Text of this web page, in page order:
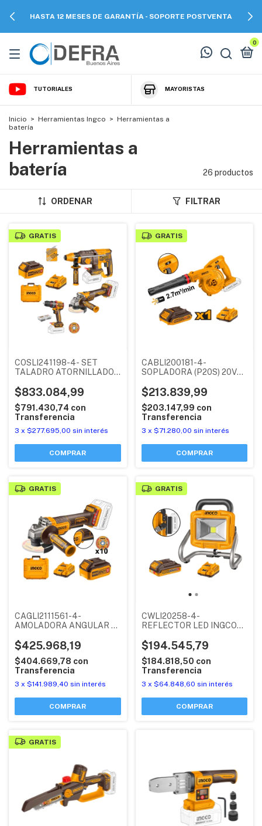
HASTA 12 MESES DE GARANTÍA - SOPORTE POSTVENTA
0
TUTORIALES MAYORISTAS
Inicio > Herramientas Ingco > Herramientas a
batería
Herramientas a
batería
26 productos
ORDENAR FILTRAR
GRATIS
COSLI241198-4- SET
TALADRO ATORNILLADOR
AMOLADORA ANGULAR +
ROTOMARTILLO + 2
BATERIAS 4AH +
CARGADOR 2AH +
ACCESORIOS INGCO
$833.084,99
$791.430,74 con
Transferencia
3 x $277.695,00 sin interés
GRATIS
CABLI200181-4-
SOPLADORA (P20S) 20V
BATERIA 2AH +
CARGADOR 2AH INGCO
$213.839,99
$203.147,99 con
Transferencia
3 x $71.280,00 sin interés
GRATIS
CAGLI2111561-4-
AMOLADORA ANGULAR 4
BATERIA 20V GATILLO DE
SEGURIDAD -SIN
CARBONES + BATERIA
4.0AH + CARGADOR +
ACCESORIOS INDUSTRIAL
$425.968,19
$404.669,78 con
Transferencia
3 x $141.989,40 sin interés
GRATIS
CWLI20258-4-
REFLECTOR LED INGCO
+1 BATERIA 2AH + 1
CARGADOR 2AH
INDUSTRIAL
$194.545,79
$184.818,50 con
Transferencia
3 x $64.848,60 sin interés
GRATIS